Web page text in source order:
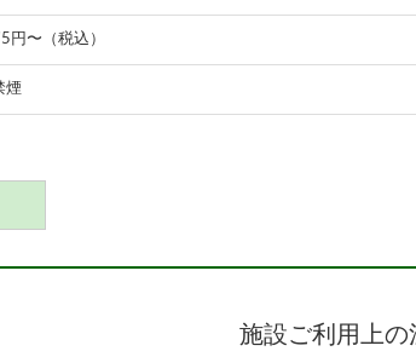
円〜（税込）
煙
施設ご利用上の